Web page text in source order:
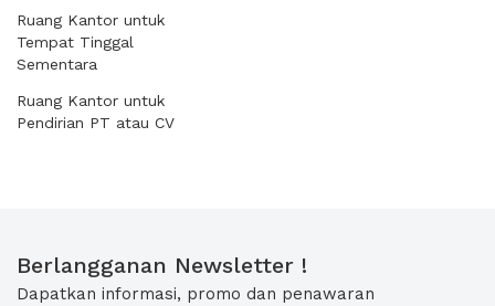
Ruang Kantor untuk
Tempat Tinggal
Sementara
Ruang Kantor untuk
Pendirian PT atau CV
Berlangganan Newsletter !
Dapatkan informasi, promo dan penawaran